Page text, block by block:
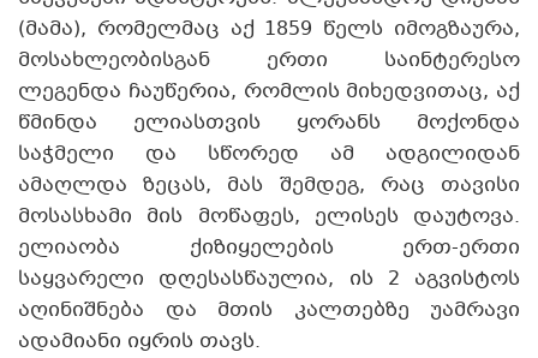
(მამა), რომელმაც აქ 1859 წელს იმოგზაურა,
მოსახლეობისგან ერთი საინტერესო
ლეგენდა ჩაუწერია, რომლის მიხედვითაც, აქ
წმინდა ელიასთვის ყორანს მოქონდა
საჭმელი და სწორედ ამ ადგილიდან
ამაღლდა ზეცას, მას შემდეგ, რაც თავისი
მოსასხამი მის მოწაფეს, ელისეს დაუტოვა.
ელიაობა ქიზიყელების ერთ-ერთი
საყვარელი დღესასწაულია, ის 2 აგვისტოს
აღინიშნება და მთის კალთებზე უამრავი
ადამიანი იყრის თავს.